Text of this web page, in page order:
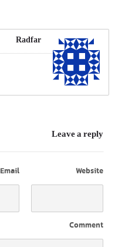
Radfar
Leave a reply
Email Website
Comment